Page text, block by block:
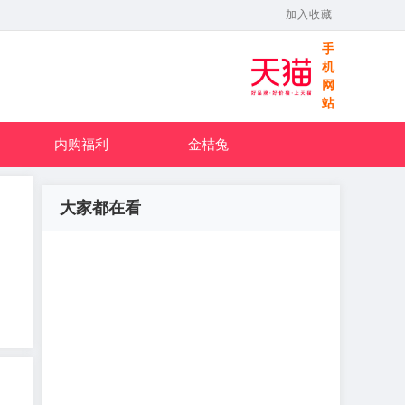
加入收藏
手
机
网
站
内购福利 金桔兔
大家都在看